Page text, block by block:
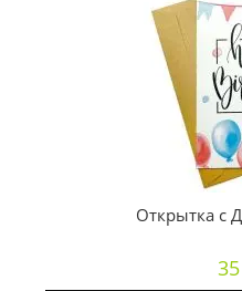
Открытка с